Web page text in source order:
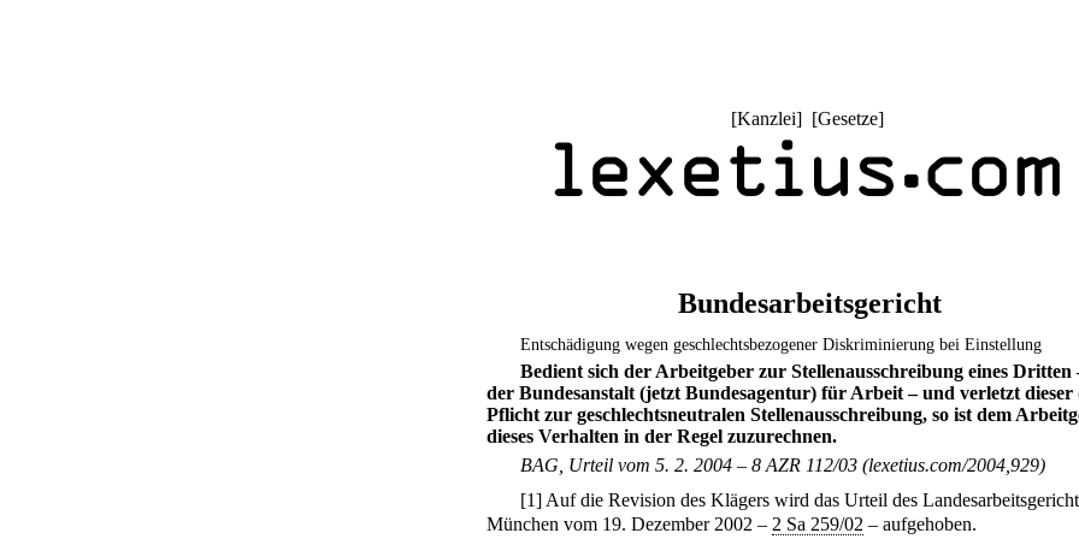
[Kanzlei] [Gesetze]
Bundesarbeitsgericht
Entschädigung wegen geschlechtsbezogener Diskriminierung bei Einstellung
Bedient sich der Arbeitgeber zur Stellenausschreibung eines Dritten
der Bundesanstalt (jetzt Bundesagentur) für Arbeit – und verletzt dieser
Pflicht zur geschlechtsneutralen Stellenausschreibung, so ist dem
dieses Verhalten in der Regel zuzurechnen.
BAG, Urteil vom 5. 2. 2004 – 8 AZR 112/03 (lexetius.com/2004,929)
[1] Auf die Revision des Klägers wird das Urteil des
München vom 19. Dezember 2002 – 2 Sa 259/02 – aufgehoben.